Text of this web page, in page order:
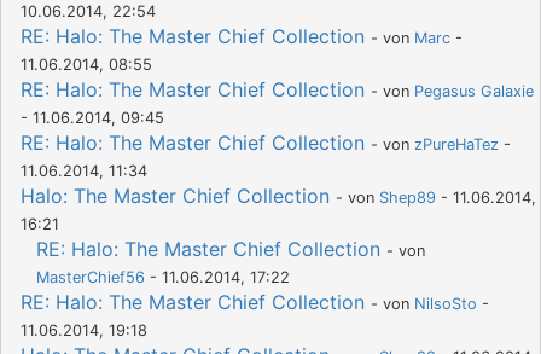
10.06.2014, 22:54
RE: Halo: The Master Chief Collection - von Marc -
11.06.2014, 08:55
RE: Halo: The Master Chief Collection - von Pegasus Galaxie
- 11.06.2014, 09:45
RE: Halo: The Master Chief Collection - von zPureHaTez -
11.06.2014, 11:34
Halo: The Master Chief Collection - von Shep89 - 11.06.2014,
16:21
RE: Halo: The Master Chief Collection - von
MasterChief56 - 11.06.2014, 17:22
RE: Halo: The Master Chief Collection - von NilsoSto -
11.06.2014, 19:18